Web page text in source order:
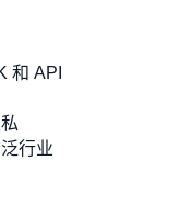
和 API
行业